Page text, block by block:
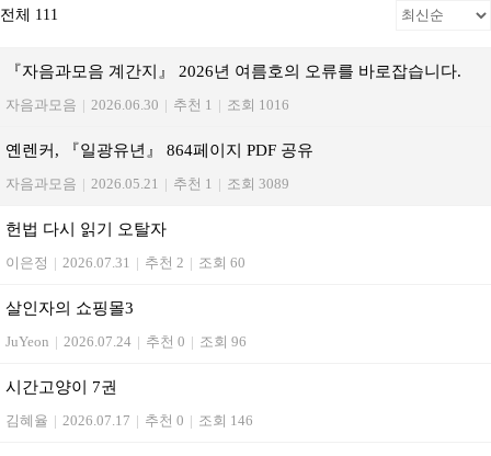
전체 111
『자음과모음 계간지』 2026년 여름호의 오류를 바로잡습니다.
자음과모음 | 2026.06.30 | 추천 1 | 조회 1016
옌렌커, 『일광유년』 864페이지 PDF 공유
자음과모음 | 2026.05.21 | 추천 1 | 조회 3089
헌법 다시 읽기 오탈자
이은정 | 2026.07.31 | 추천 2 | 조회 60
살인자의 쇼핑몰3
JuYeon | 2026.07.24 | 추천 0 | 조회 96
시간고양이 7권
김혜율 | 2026.07.17 | 추천 0 | 조회 146